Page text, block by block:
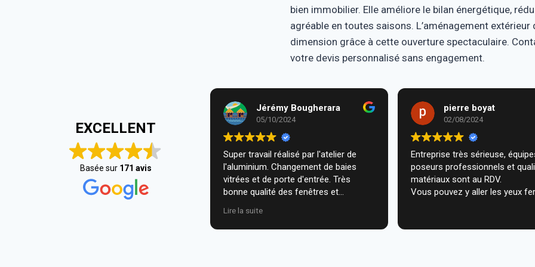
bien immobilier. Elle améliore le bilan énergétique,
agréable en toutes saisons. L’aménagement
dimension grâce à cette ouverture spectaculaire.
votre devis personnalisé sans engagement.
EXCELLENT
Basée sur 171 avis
Jérémy Bougherara
05/10/2024
Super travail réalisé par l'atelier de
l'aluminium. Changement de baies
vitrées et de porte d'entrée. Très
bonne qualité des fenêtres et
nous. Je recommande vivement.
Lire la suite
pierre boyat
02/08/2024
Entreprise très sérieuse, équipes de
poseurs professionnels et
matériaux sont au RDV.
Vous pouvez y aller les yeux